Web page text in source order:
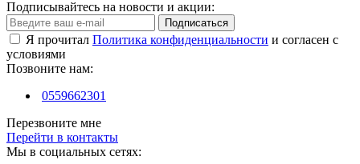
Подписывайтесь на новости и акции:
Подписаться
Я прочитал Политика конфиденциальности и согласен с
условиями
Позвоните нам:
0559662301
Перезвоните мне
Перейти в контакты
Мы в социальных сетях: